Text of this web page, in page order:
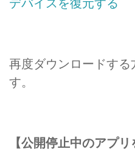
再度ダウンロードす
す。
【公開停止中のアプ